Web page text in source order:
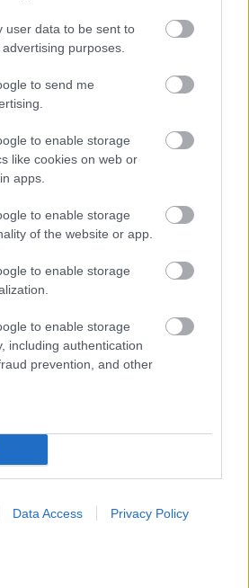
user data to be sent to
purposes.
to send me
to enable storage
like cookies on web or
apps.
to enable storage
of the website or app.
to enable storage
to enable storage
including authentication
prevention, and other
Data Access Privacy Policy
νικοτίνη: Πώς
[μελέτη]
Έγκαιρη διάγνωση και
ολιστική προσέγγιση στη
Νεότερα θεραπευτικά
δεδομένα για την
Πολλαπλή Σκλήρυνση,